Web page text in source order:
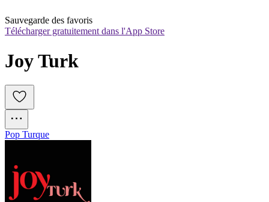
Sauvegarde des favoris
Télécharger gratuitement dans l'App Store
Joy Turk
Pop Turque